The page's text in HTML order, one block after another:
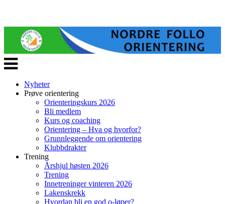
Veksle
navigasjon
Nyheter
Prøve orientering
Orienteringskurs 2026
Bli medlem
Kurs og coaching
Orientering – Hva og hvorfor?
Grunnleggende om orientering
Klubbdrakter
Trening
Årshjul høsten 2026
Trening
Innetreninger vinteren 2026
Lakenskrekk
Hvordan bli en god o-løper?